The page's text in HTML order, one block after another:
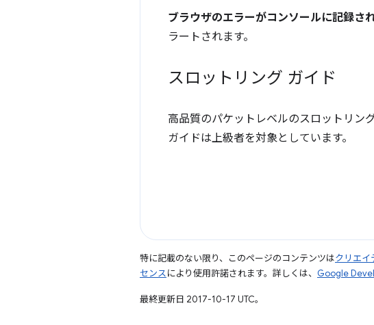
ブラウザのエラーがコンソールに記録さ
ラートされます。
スロットリング ガイド
高品質のパケットレベルのスロットリン
ガイドは上級者を対象としています。
特に記載のない限り、このページのコンテンツはクリエイ
センスにより使用許諾されます。詳しくは、 Google
最終更新日 2017-10-17 UTC。